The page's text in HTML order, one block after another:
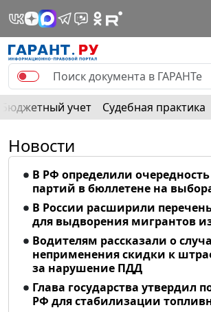
Бюджетный учет Судебная практика
Новости
В РФ определили
партий в бюллетене на
В России расширили
для выдворения мигрантов
Водителям рассказали о
неприменения скидки к
за нарушение ПДД
Глава государства утвердил
РФ для стабилизации